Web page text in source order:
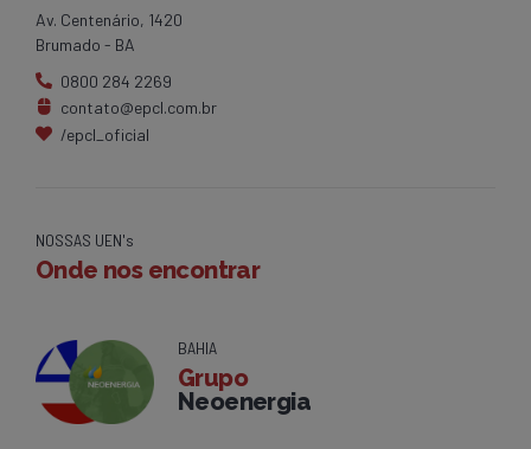
Av. Centenário, 1420
Brumado - BA
0800 284 2269
contato@epcl.com.br
/epcl_oficial
NOSSAS UEN's
Onde nos encontrar
BAHIA
Grupo
Neoenergia